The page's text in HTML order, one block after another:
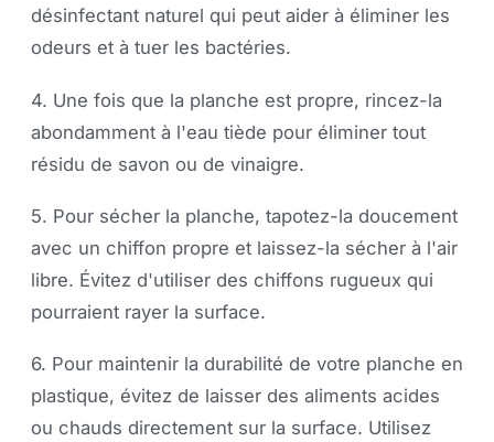
désinfectant naturel qui peut aider à éliminer les
odeurs et à tuer les bactéries.
4. Une fois que la planche est propre, rincez-la
abondamment à l'eau tiède pour éliminer tout
résidu de savon ou de vinaigre.
5. Pour sécher la planche, tapotez-la doucement
avec un chiffon propre et laissez-la sécher à l'air
libre. Évitez d'utiliser des chiffons rugueux qui
pourraient rayer la surface.
6. Pour maintenir la durabilité de votre planche en
plastique, évitez de laisser des aliments acides
ou chauds directement sur la surface. Utilisez